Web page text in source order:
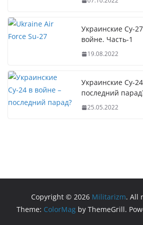
Украинские Су-
войне. Часть-1
19.08.2022
Украинские Су-
последний
25.05.2022
Copyright © 2026 Militarizm. All
Theme: ColorMag by ThemeGrill.